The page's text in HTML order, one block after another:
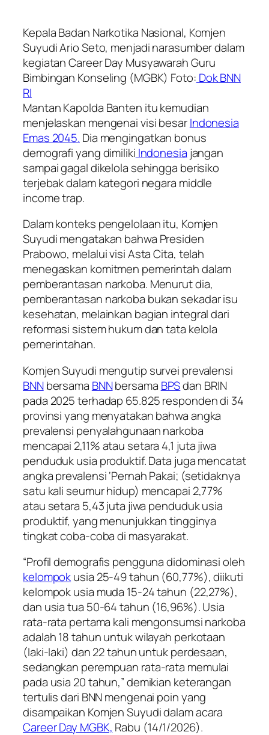
Kepala Badan Narkotika Nasional, Komjen
Suyudi Ario Seto, menjadi narasumber dalam
kegiatan Career Day Musyawarah Guru
Bimbingan Konseling (MGBK) Foto: Dok BNN
RI
Mantan Kapolda Banten itu kemudian
menjelaskan mengenai visi besarIndonesia
Emas 2045. Dia mengingatkan bonus
demografi yang dimiliki Indonesia jangan
sampai gagal dikelola sehingga berisiko
terjebak dalam kategori negara middle
income trap.
Dalam konteks pengelolaan itu, Komjen
Suyudi mengatakan bahwa Presiden
Prabowo, melalui visi Asta Cita, telah
menegaskan komitmen pemerintah dalam
pemberantasan narkoba. Menurut dia,
pemberantasan narkoba bukan sekadar isu
kesehatan, melainkan bagian integral dari
reformasi sistem hukum dan tata kelola
pemerintahan.
Komjen Suyudi mengutip survei prevalensi
BNNbersama BNNbersama BPSdan BRIN
pada 2025 terhadap 65.825 responden di 34
provinsi yang menyatakan bahwa angka
prevalensi penyalahgunaan narkoba
mencapai 2,11% atau setara 4,1 juta jiwa
penduduk usia produktif. Data juga mencatat
angka prevalensi ‘Pernah Pakai; (setidaknya
satu kali seumur hidup) mencapai 2,77%
atau setara 5,43 juta jiwa penduduk usia
produktif, yang menunjukkan tingginya
tingkat coba-coba di masyarakat.
“Profil demografis pengguna didominasi oleh
kelompokusia 25-49 tahun (60,77%), diikuti
kelompok usia muda 15-24 tahun (22,27%),
dan usia tua 50-64 tahun (16,96%). Usia
rata-rata pertama kali mengonsumsi narkoba
adalah 18 tahun untuk wilayah perkotaan
(laki-laki) dan 22 tahun untuk perdesaan,
sedangkan perempuan rata-rata memulai
pada usia 20 tahun,” demikian keterangan
tertulis dari BNN mengenai poin yang
disampaikan Komjen Suyudi dalam acara
Career Day MGBK, Rabu (14/1/2026).